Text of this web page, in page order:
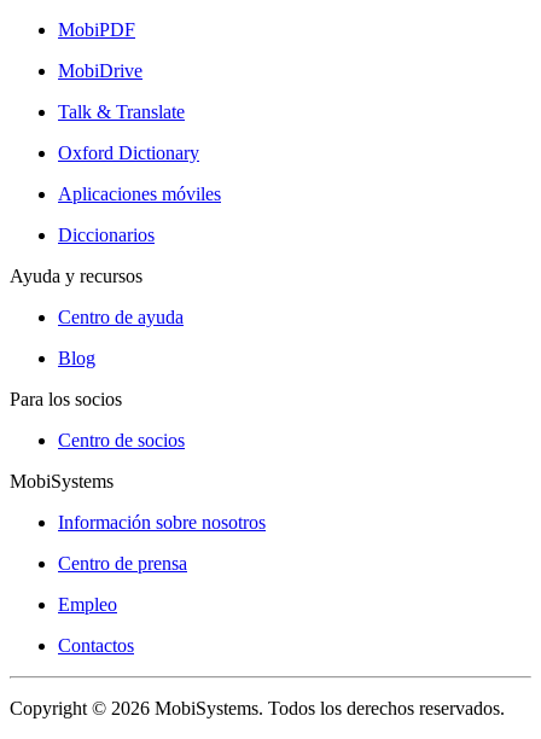
MobiPDF
MobiDrive
Talk & Translate
Oxford Dictionary
Aplicaciones móviles
Diccionarios
Ayuda y recursos
Centro de ayuda
Blog
Para los socios
Centro de socios
MobiSystems
Información sobre nosotros
Centro de prensa
Empleo
Contactos
Copyright © 2026 MobiSystems. Todos los derechos reservados.